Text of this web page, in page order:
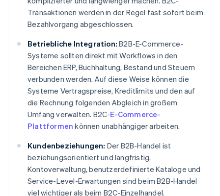
Transaktionen werden in der Regel fast sofort beim
Bezahlvorgang abgeschlossen.
Betriebliche Integration: B2B-E-Commerce-
Systeme sollten direkt mit Workflows in den
Bereichen ERP, Buchhaltung, Bestand und Steuern
verbunden werden. Auf diese Weise können die
Systeme Vertragspreise, Kreditlimits und den auf
die Rechnung folgenden Abgleich in großem
Umfang verwalten. B2C-E-Commerce-
Plattformen können unabhängiger arbeiten.
Kundenbeziehungen: Der B2B-Handel ist
beziehungsorientiert und langfristig.
Kontoverwaltung, benutzerdefinierte Kataloge und
Service-Level-Erwartungen sind beim B2B-Handel
viel wichtiger als beim B2C-Einzelhandel.